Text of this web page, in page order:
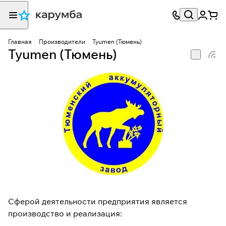
Главная Производители Tyumen (Тюмень)
Tyumen (Тюмень)
Сферой деятельности предприятия является
производство и реализация: